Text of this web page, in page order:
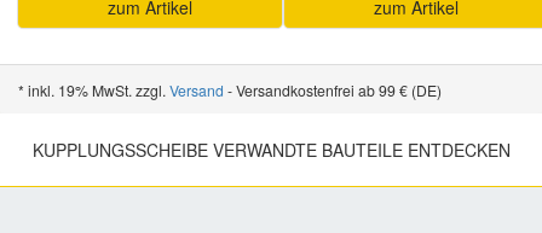
zum Artikel zum Artikel
* inkl. 19% MwSt. zzgl. Versand - Versandkostenfrei ab 99 € (DE)
KUPPLUNGSSCHEIBE VERWANDTE BAUTEILE ENTDECKEN